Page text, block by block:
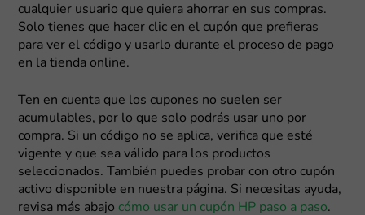
cualquier usuario que quiera ahorrar en sus compras.
Solo tienes que hacer clic en el cupón que prefieras
para ver el código y usarlo durante el proceso de pago
en la tienda online.
Ten en cuenta que los cupones no suelen ser
acumulables, por lo que solo podrás usar uno por
compra. Si un código no se aplica, verifica que esté
vigente y que sea válido para los productos
seleccionados. También puedes probar con otro cupón
activo disponible en nuestra página. Si necesitas ayuda,
revisa más abajo cómo usar un cupón HP paso a paso.